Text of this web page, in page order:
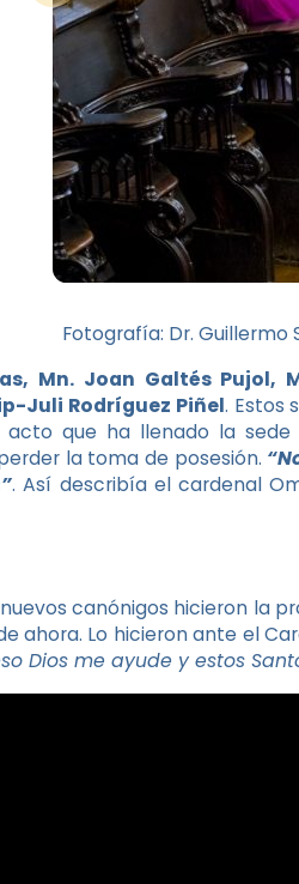
Fotografía: Dr. Guillermo
Mn. Joan Galtés Pujol,
Juli Rodríguez Piñel. Estos
acto que ha llenado la
la toma de posesión.
. Así describía el cardenal
canónigos hicieron la
ahora. Lo hicieron ante el
Dios me ayude y estos